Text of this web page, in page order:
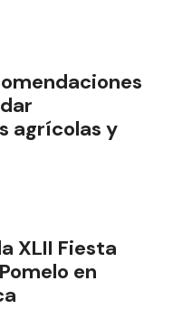
agrícolas y
XLII Fiesta
en